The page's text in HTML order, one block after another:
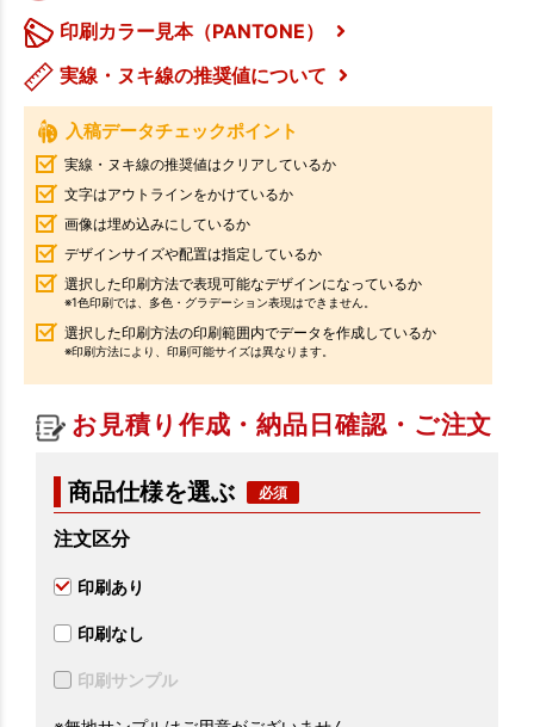
印刷カラー見本（PANTONE）
実線・ヌキ線の推奨値について
入稿データチェックポイント
実線・ヌキ線の推奨値はクリアしているか
文字はアウトラインをかけているか
画像は埋め込みにしているか
デザインサイズや配置は指定しているか
選択した印刷方法で表現可能なデザインになっているか
※1色印刷では、多色・グラデーション表現はできません。
選択した印刷方法の印刷範囲内でデータを作成しているか
※印刷方法により、印刷可能サイズは異なります。
お見積り作成・納品日確認・ご注文
商品仕様を選ぶ
注文区分
印刷あり
印刷なし
印刷サンプル